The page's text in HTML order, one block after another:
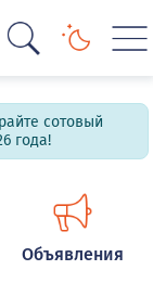
сотовый
года!
Объявления